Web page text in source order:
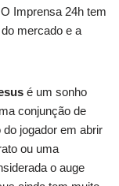
Imprensa 24h tem
mercado e a
é um sonho
conjunção de
jogador em abrir
ou uma
o auge